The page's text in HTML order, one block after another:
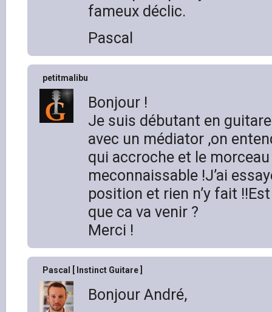
fameux déclic.
Pascal
petitmalibu
Bonjour !
Je suis débutant en
avec un médiator ,on
qui accroche et le
meconnaissable !J’ai
position et rien n’y fait
que ca va venir ?
Merci !
Pascal [ Instinct Guitare ]
Bonjour André,